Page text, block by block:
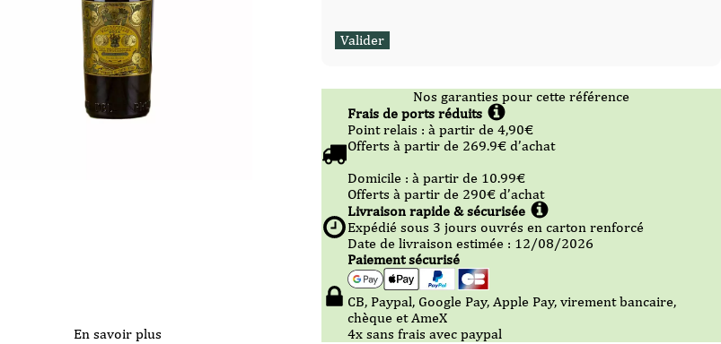
Nos garanties pour cette référence
Frais de ports réduits
Point relais :à partir de 4,90€
Offerts à partir de 269.9€ d’achat
Domicile :à partir de 10.99€
Offerts à partir de 290€ d’achat
Livraison rapide & sécurisée
Expédié sous 3 jours ouvrés en carton renforcé
Date de livraison estimée : 12/08/2026
Paiement sécurisé
CB, Paypal, Google Pay, Apple Pay, virement bancaire,
chèque et AmeX
4x sans frais avec paypal
En savoir plus